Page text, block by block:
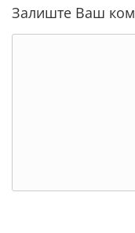
Залиште Ваш